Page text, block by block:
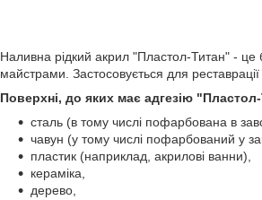
Наливна рідкий акрил "Пластол-Титан" - це
майстрами. Застосовується для
Поверхні, до яких має адгезію
сталь (в тому числі пофарбована в
чавун (у тому числі пофарбований у
пластик (наприклад, акрилові ванни),
кераміка,
дерево,